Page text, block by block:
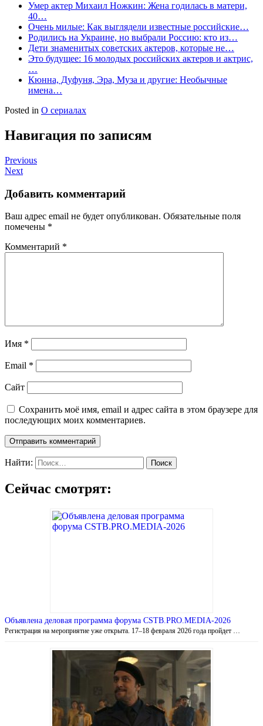
Умер актер Михаил Ножкин: Жена годилась в матери,
40…
Очень милые: Как выглядели известные российские…
Родились на Украине, но выбрали Россию: кто из…
Дети знаменитых советских актеров, которые не…
Это будущее: 16 молодых российских актеров и актрис,
…
Кюнна, Дуфуня, Эра, Муза и другие: Необычные
имена…
Posted in О сериалах
Навигация по записям
Previous
Next
Добавить комментарий
Ваш адрес email не будет опубликован. Обязательные поля
помечены *
Комментарий *
Имя *
Email *
Сайт
Сохранить моё имя, email и адрес сайта в этом браузере для
последующих моих комментариев.
Найти:
Сейчас смотрят:
Объявлена деловая программа форума CSTB.PRO.MEDIA-2026
Регистрация на мероприятие уже открыта. 17–18 февраля 2026 года пройдет …